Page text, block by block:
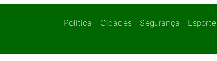
Politica Cidades Segurança Esporte